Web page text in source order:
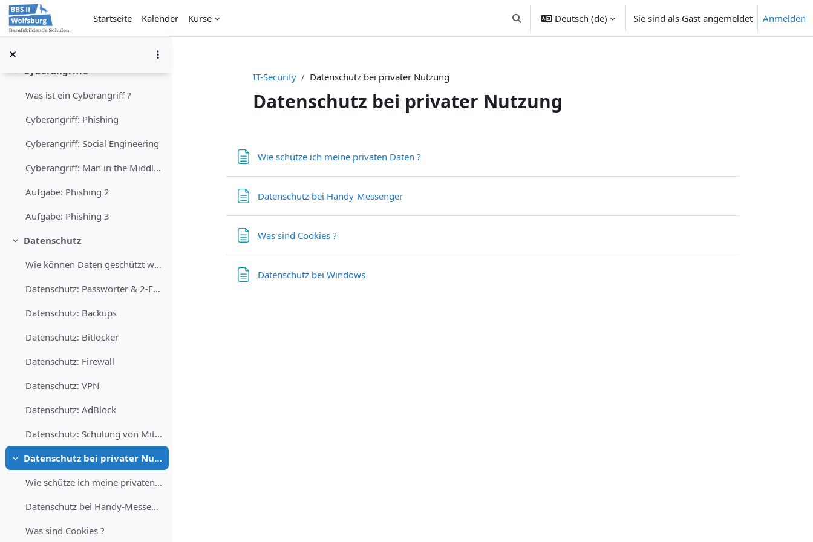
Zum Hauptinhalt
Startseite
Kalender Kurse Sucheingabe umschalten
Deutsch ‎(de)‎ Sie sind als Gast angemeldet Anmelden
Datenschutz im Unternehmen
Einklappen
Cyberangriffe
Was ist ein Cyberangriff ?
Cyberangriff: Phishing
Cyberangriff: Social Engineering
Cyberangriff: Man in the Middle Angriffe
Aufgabe: Phishing 2
Aufgabe: Phishing 3
Einklappen
Datenschutz
Wie können Daten geschützt werden ?
Datenschutz: Passwörter & 2-Faktor Authentifizierung
Datenschutz: Backups
Datenschutz: Bitlocker
Datenschutz: Firewall
Datenschutz: VPN
Datenschutz: AdBlock
Datenschutz: Schulung von Mitarbeitern
Einklappen
Datenschutz bei privater Nutzung
Wie schütze ich meine privaten Daten ?
Datenschutz bei Handy-Messenger
Was sind Cookies ?
IT-Security Datenschutz bei privater Nutzung
Datenschutz bei privater Nutzung
Wie schütze ich meine privaten Daten ?Textseite
Datenschutz bei Handy-MessengerTextseite
Was sind Cookies ?Textseite
Datenschutz bei WindowsTextseite